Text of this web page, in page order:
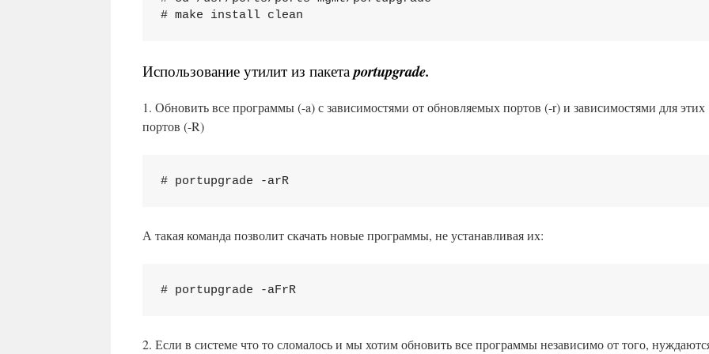
# make install clean
Использование утилит из пакетаportupgrade.
1. Обновить все программы (-a) с зависимостями от обновляемых портов (-r) и зависимостями для этих
портов (-R)
# portupgrade -arR
А такая команда позволит скачать новые программы, не устанавливая их:
# portupgrade -aFrR
2. Если в системе что то сломалось и мы хотим обновить все программы независимо от того,